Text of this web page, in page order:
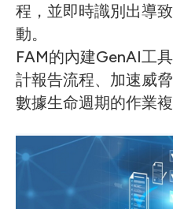
程，並即時識別出導
動。
FAM的內建GenAI工
計報告流程、加速威
數據生命週期的作業複